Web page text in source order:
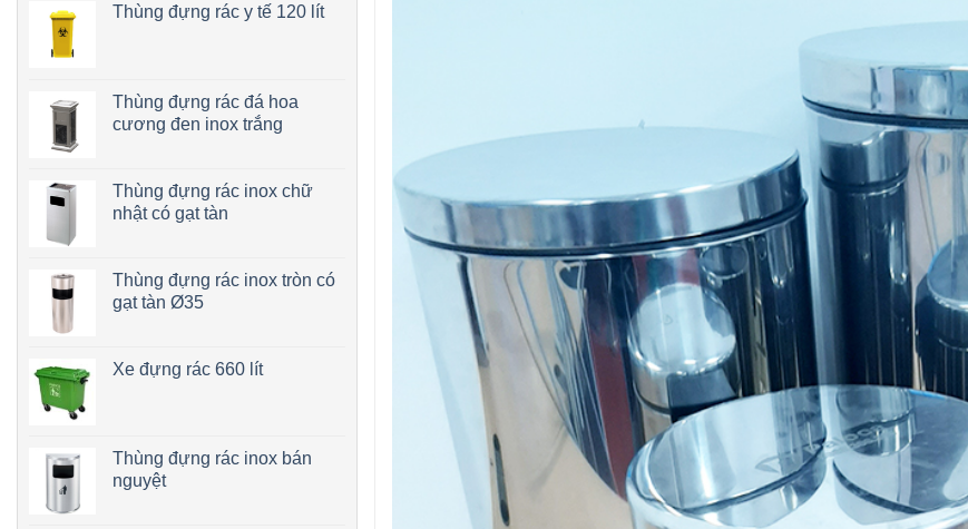
Thùng đựng rác y tế 120 lít
Thùng đựng rác đá hoa
cương đen inox trắng
Thùng đựng rác inox chữ
nhật có gạt tàn
Thùng đựng rác inox tròn có
gạt tàn Ø35
Xe đựng rác 660 lít
Thùng đựng rác inox bán
nguyệt